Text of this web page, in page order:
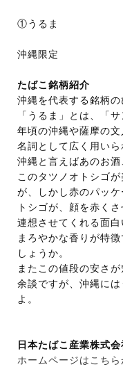
①うるま
沖縄限定
たばこ銘柄紹介
沖縄を代表する銘柄の
「うるま」とは、「
年頃の沖縄や薩摩の
名詞として広く用いら
沖縄と言えばあのお酒
このタツノオトシゴ
が、しかし赤のパッ
トシゴが、顔を赤く
連想させてくれる面白
まろやかな香りが特
しょうか。
またこの値段の安さ
余談ですが、沖縄に
よ。
日本たばこ産業株
ホームページはこちら